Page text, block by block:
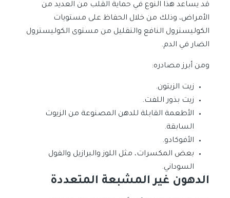
قد يساعد هذا النوع في حماية القلب من العديد من
الأمراض، وذلك من خلال الحفاظ على مستويات
الكوليسترول النافع والتقليل من مستوى الكوليسترول
الضار في الدم.
ومن أبرز مصادره:
زيت الزيتون.
زيت بذور اللفت.
الأطعمة القابلة للدهن المصنوعة من الزيوت
السابقة.
الأفوكادو.
بعض المكسرات، مثل اللوز والبرازيل والفول
السوداني.
الدهون غير المشبعة المتعددة